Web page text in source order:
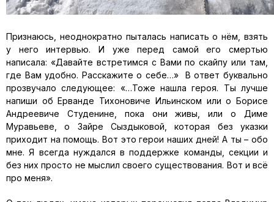
Признаюсь, неоднократно пыталась написать о нём, взять
у него интервью. И уже перед самой его смертью
написала: «Давайте встретимся с Вами по скайпу или там,
где Вам удобно. Расскажите о себе…» В ответ буквально
прозвучало следующее: «…Тоже нашла героя. Ты лучше
напиши об Ерванде Тихоновиче Ильинском или о Борисе
Андреевиче Студенине, пока они живы, или о Диме
Муравьеве, о Зайре Сыздыковой, которая без указки
приходит на помощь. Вот это герои наших дней! А ты – обо
мне. Я всегда нуждался в поддержке команды, секции и
без них просто не мыслил своего существования. Вот и всё
про меня».